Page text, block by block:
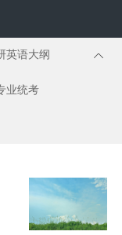
英语大纲
业统考